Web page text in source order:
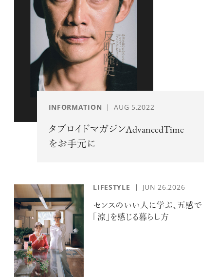
INFORMATION AUG 5,2022
タブロイドマガジンAdvancedTime
をお手元に
LIFESTYLE JUN 26,2026
センスのいい人に学ぶ、五感で
「涼」を感じる暮らし方